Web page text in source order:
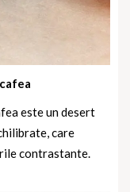
este un desert
care
contrastante.